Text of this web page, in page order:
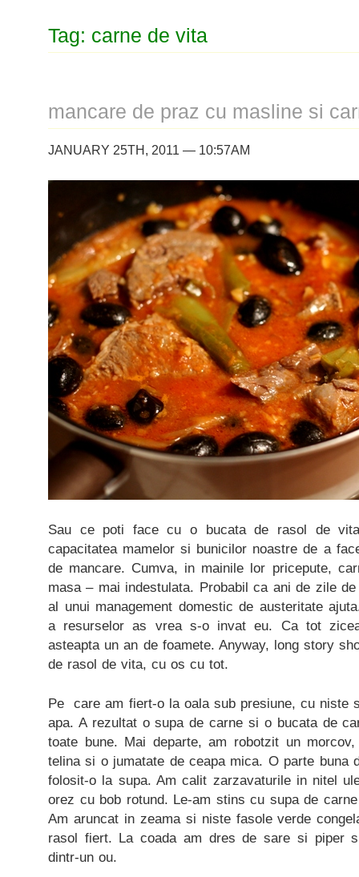
Tag: carne de vita
mancare de praz cu masline si
JANUARY 25TH, 2011 — 10:57AM
Sau ce poti face cu o bucata de rasol de
capacitatea mamelor si bunicilor noastre de a
de mancare. Cumva, in mainile lor pricepute,
masa – mai indestulata. Probabil ca ani de zile
al unui management domestic de austeritate
a resurselor as vrea s-o invat eu. Ca tot
asteapta un an de foamete. Anyway, long story
de rasol de vita, cu os cu tot.
Pe care am fiert-o la oala sub presiune, cu niste
apa. A rezultat o supa de carne si o bucata de
toate bune. Mai departe, am robotzit un
telina si o jumatate de ceapa mica. O parte buna
folosit-o la supa. Am calit zarzavaturile in nitel
orez cu bob rotund. Le-am stins cu supa de
Am aruncat in zeama si niste fasole verde
rasol fiert. La coada am dres de sare si piper
dintr-un ou.